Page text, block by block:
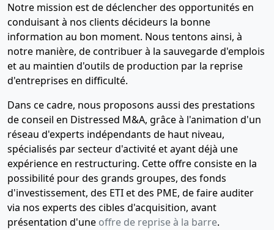
Notre mission est de déclencher des opportunités en
conduisant à nos clients décideurs la bonne
information au bon moment. Nous tentons ainsi, à
notre manière, de contribuer à la sauvegarde d'emplois
et au maintien d'outils de production par la reprise
d'entreprises en difficulté.
Dans ce cadre, nous proposons aussi des prestations
de conseil en Distressed M&A, grâce à l'animation d'un
réseau d'experts indépendants de haut niveau,
spécialisés par secteur d'activité et ayant déjà une
expérience en restructuring. Cette offre consiste en la
possibilité pour des grands groupes, des fonds
d'investissement, des ETI et des PME, de faire auditer
via nos experts des cibles d'acquisition, avant
présentation d'une offre de reprise à la barre.